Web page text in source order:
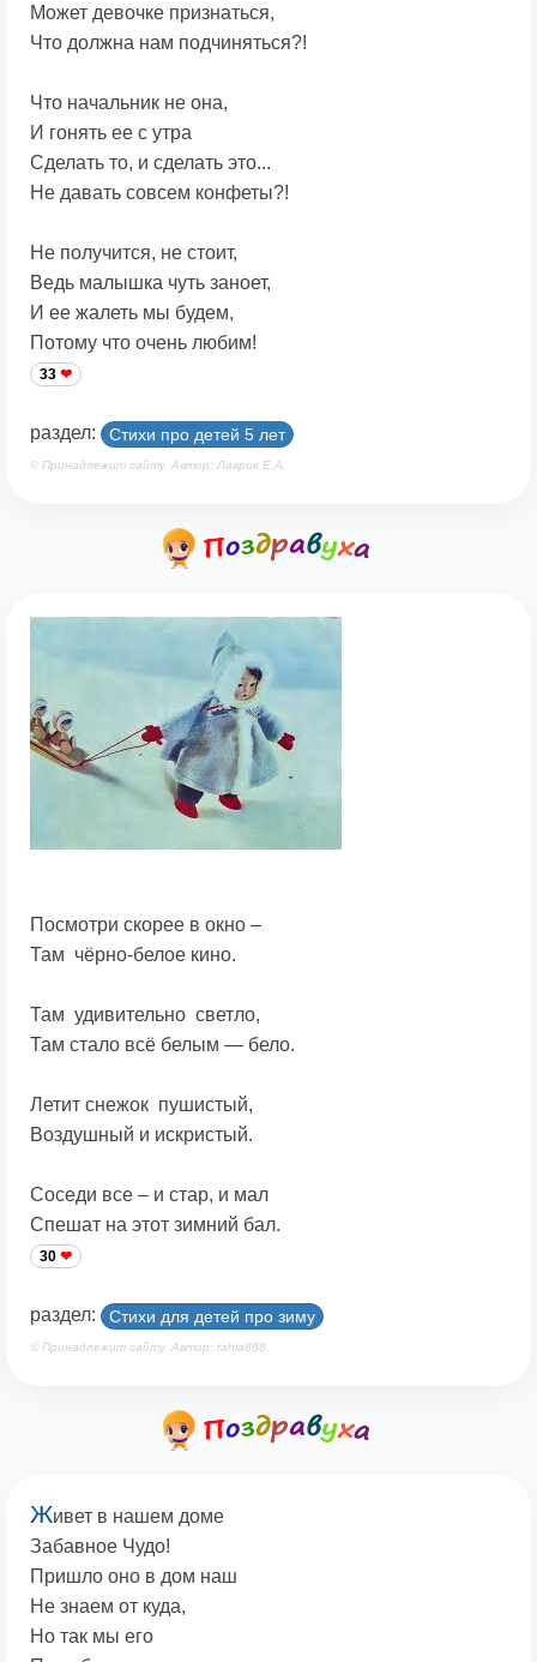
Может девочке признаться,
Что должна нам подчиняться?!
Что начальник не она,
И гонять ее с утра
Сделать то, и сделать это...
Не давать совсем конфеты?!
Не получится, не стоит,
Ведь малышка чуть заноет,
И ее жалеть мы будем,
Потому что очень любим!
33
раздел: Стихи про детей 5 лет
© Принадлежит сайту. Автор: Лаврик Е.А.
Посмотри скорее в окно –
Там чёрно-белое кино.
Там удивительно светло,
Там стало всё белым — бело.
Летит снежок пушистый,
Воздушный и искристый.
Соседи все – и стар, и мал
Спешат на этот зимний бал.
30
раздел: Стихи для детей про зиму
© Принадлежит сайту. Автор: tahia888
Живет в нашем доме
Забавное Чудо!
Пришло оно в дом наш
Не знаем от куда,
Но так мы его